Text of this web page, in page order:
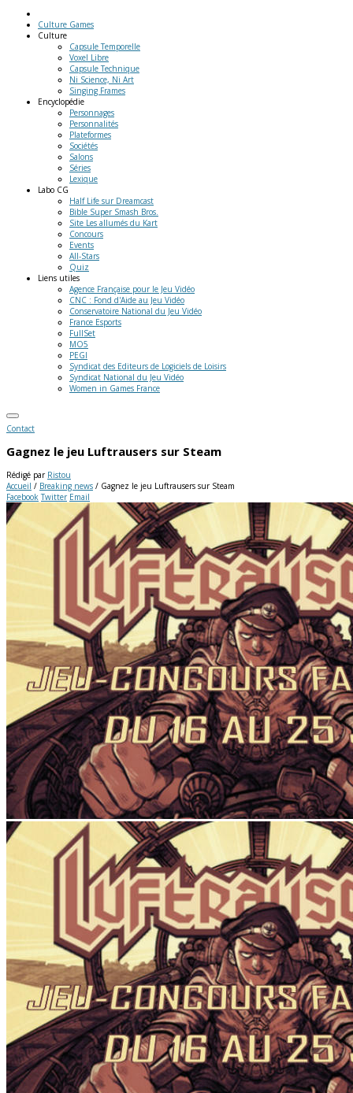
Culture Games
Culture
Capsule Temporelle
Voxel Libre
Capsule Technique
Ni Science, Ni Art
Singing Frames
Encyclopédie
Personnages
Personnalités
Plateformes
Sociétés
Salons
Séries
Lexique
Labo CG
Half Life sur Dreamcast
Bible Super Smash Bros.
Site Les allumés du Kart
Concours
Events
All-Stars
Quiz
Liens utiles
Agence Française pour le Jeu Vidéo
CNC : Fond d'Aide au Jeu Vidéo
Conservatoire National du Jeu Vidéo
France Esports
FullSet
MO5
PEGI
Syndicat des Editeurs de Logiciels de Loisirs
Syndicat National du Jeu Vidéo
Women in Games France
Contact
Gagnez le jeu Luftrausers sur Steam
Rédigé par Ristou
Accueil / Breaking news / Gagnez le jeu Luftrausers sur Steam
Facebook Twitter Email